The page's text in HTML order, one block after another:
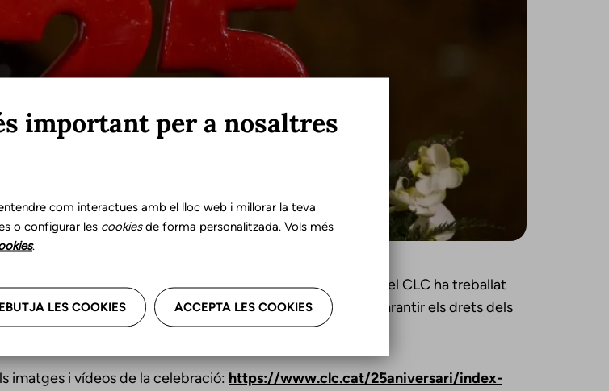
va celebrar els seus 25 anys. Durant aquest quart de segle el CLC ha treballat
a Catalunya, protegir els interessos del col·lectiu i garantir els drets dels
imatges i vídeos de la celebració: https://www.clc.cat/25aniversari/index-
important per a nosaltres
com interactues amb el lloc web i millorar la teva
o configurar les cookiesde forma personalitzada. Vols més
.
LES COOKIES ACCEPTA LES COOKIES